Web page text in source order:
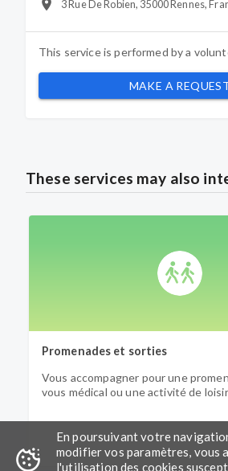
En poursuivant votre
modifier vos paramètres, vous
l'utilisation des cookies
3 Rue De Robien, 35000 Rennes,
This service is performed by a
MAKE A
These services may also
Promenades et sorties
Vous accompagner pour une
vous médical ou une activité de